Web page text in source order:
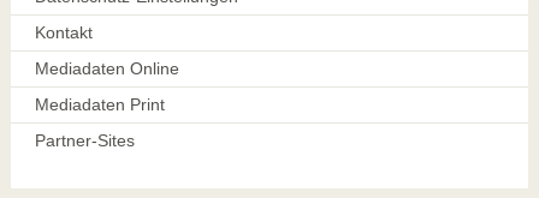
Kontakt
Mediadaten Online
Mediadaten Print
Partner-Sites